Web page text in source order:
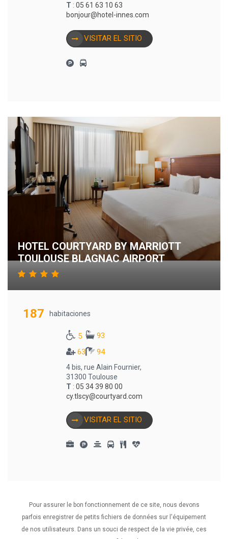
T : 05 61 63 10 63
bonjour@hotel-innes.com
VISITAR EL SITIO
HOTEL COURTYARD BY MARRIOTT
TOULOUSE BLAGNAC AIRPORT
187 habitaciones
5
93
63
94
4 bis, rue Alain Fournier,
31300 Toulouse
T : 05 34 39 80 00
cy.tlscy@courtyard.com
VISITAR EL SITIO
Pour assurer le bon fonctionnement de ce site, nous devons
parfois enregistrer de petits fichiers de données sur l'équipement
de nos utilisateurs. Dans un souci de respect de la vie privée, ces